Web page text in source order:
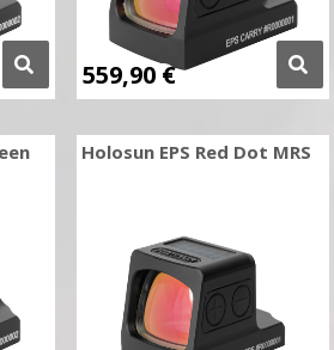
559,90€
Holosun EPS Red Dot MRS